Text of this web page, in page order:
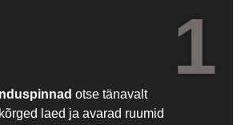
1
otse tänavalt
laed ja avarad ruumid